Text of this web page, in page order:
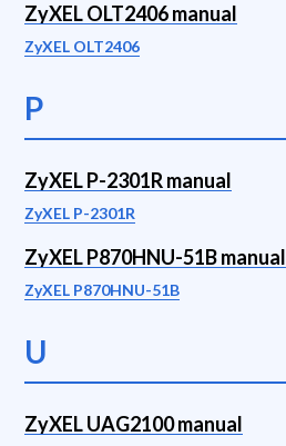
ZyXEL OLT2406 manual
ZyXEL OLT2406
P
ZyXEL P-2301R manual
ZyXEL P-2301R
ZyXEL P870HNU-51B manual
ZyXEL P870HNU-51B
U
ZyXEL UAG2100 manual